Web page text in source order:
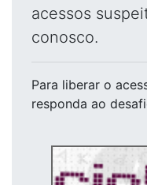
acessos
conosco.
Para liberar o
responda ao